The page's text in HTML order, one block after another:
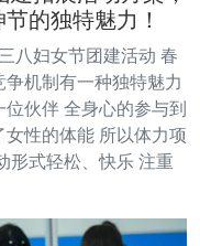
的独特魅力！
八妇女节团建活动 春
机制有一种独特魅力
伙伴 全身心的参与到
性的体能 所以体力项
形式轻松、快乐 注重